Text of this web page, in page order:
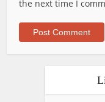
the next time I